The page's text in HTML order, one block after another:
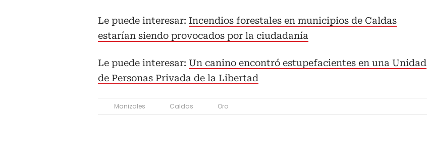
Le puede interesar: Incendios forestales en municipios de Caldas
estarían siendo provocados por la ciudadanía
Le puede interesar: Un canino encontró estupefacientes en una Unidad
de Personas Privada de la Libertad
Manizales Caldas Oro